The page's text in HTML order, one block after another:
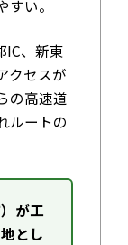
い。
IC、新東
クセスが
の高速道
ルートの
が工
とし